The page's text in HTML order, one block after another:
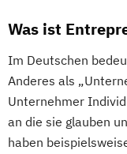
Was ist
Im Deutschen
Anderes als
Unternehmer
an die sie glauben
haben